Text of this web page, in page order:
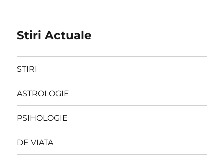
Stiri Actuale
STIRI
ASTROLOGIE
PSIHOLOGIE
DE VIATA